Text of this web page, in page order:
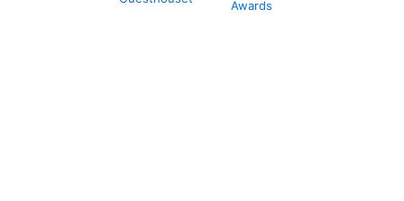
Awards